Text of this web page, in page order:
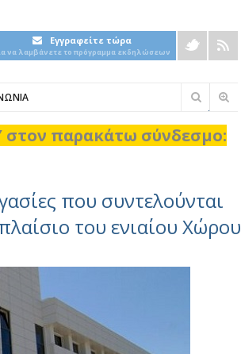
Εγγραφείτε τώρα
να λαμβάνετε το πρόγραμμα εκδηλώσεων
Φόρμα
στον παρακάτω σύνδεσμο:
που συντελούνται
του ενιαίου Χώρου